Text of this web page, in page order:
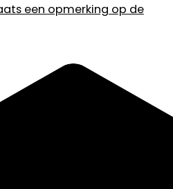
een opmerking op de